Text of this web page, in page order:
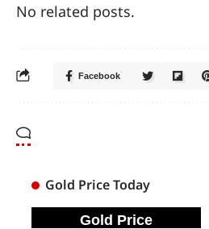
No related posts.
Facebook
Gold Price Today
Gold Price